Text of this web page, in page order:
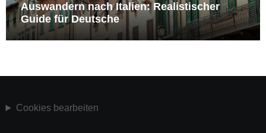
Auswandern nach Italien: Realistischer
Guide für Deutsche
Cookies bearbeiten